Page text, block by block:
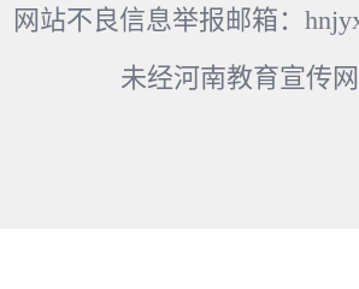
网站不良信息举报邮箱：
未经河南教育宣传